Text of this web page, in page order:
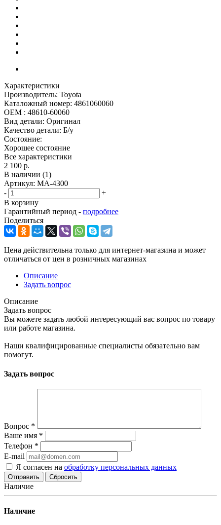
Характеристики
Производитель: Toyota
Каталожный номер: 4861060060
OEM : 48610-60060
Вид детали: Оригинал
Качество детали: Б/у
Состояние:
Хорошее состояние
Все характеристики
2 100 р.
В наличии (1)
Артикул: МА-4300
-
+
В корзину
Гарантийный период - подробнее
Поделиться
Цена действительна только для интернет-магазина и может
отличаться от цен в розничных магазинах
Описание
Задать вопрос
Описание
Задать вопрос
Вы можете задать любой интересующий вас вопрос по товару
или работе магазина.
Наши квалифицированные специалисты обязательно вам
помогут.
Задать вопрос
Вопрос *
Ваше имя *
Телефон *
E-mail
Я согласен на обработку персональных данных
Сбросить
Наличие
Наличие